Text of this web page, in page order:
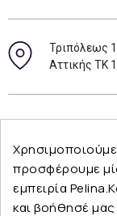
Τριπόλεως
Αττικής ΤΚ
Εταιρεία
προσφέρουμε
εμπειρία
και βοήθησέ